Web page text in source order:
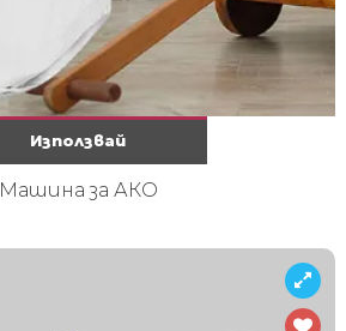
Използвай
Машина за АКО